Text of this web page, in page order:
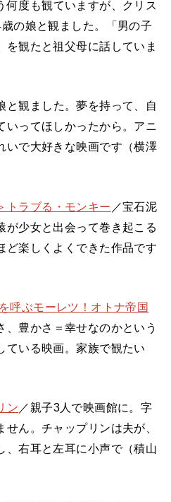
何度も観ていますが、クリス
の娘と観ました。「男の子
を観たと祖父母に話していま
と観ました。夢を持って、自
いってほしかったから。アニ
いで大好きな映画です（横澤
トラブる・モンキー ／宝石泥
が少女と出会って巻き起こる
ど楽しくよくできた作品です
呼ぶモーレツ！オトナ帝国
、豊かさ＝幸せなのかという
ている映画。家族で観たい
ン ／親子3人で映画館に。字
ん。チャップリンは夫が、
、右耳と左耳に小声で（積山